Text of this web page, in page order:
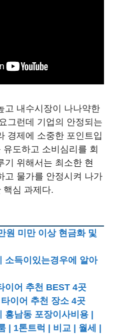
고 내수시장이 나나약한
그런데 기업의 안정되는
경제에 소중한 포인트입
도하고 소비심리를 회
기 위해서는 최소한 현
고 물가를 안정시켜 나가
핵심 과제다.
원 미만 이상 현금화 및
소득이있는경우에 알아
이어 추천 BEST 4곳
이어 추천 장소 4곳
흥남동 포장이사비용 |
| 1톤트럭 | 비교 | 월세 |